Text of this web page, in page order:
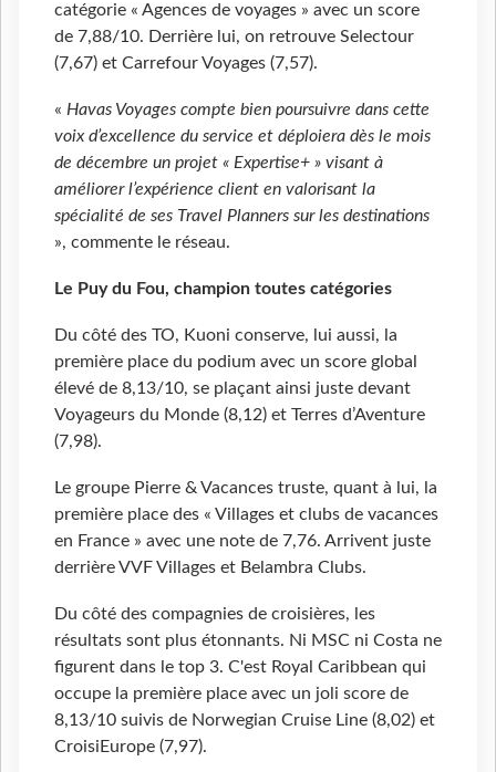
catégorie « Agences de voyages » avec un score
de 7,88/10. Derrière lui, on retrouve Selectour
(7,67) et Carrefour Voyages (7,57).
« Havas Voyages compte bien poursuivre dans cette
voix d’excellence du service et déploiera dès le mois
de décembre un projet « Expertise+ » visant à
améliorer l’expérience client en valorisant la
spécialité de ses Travel Planners sur les destinations
», commente le réseau.
Le Puy du Fou, champion toutes catégories
Du côté des TO, Kuoni conserve, lui aussi, la
première place du podium avec un score global
élevé de 8,13/10, se plaçant ainsi juste devant
Voyageurs du Monde (8,12) et Terres d’Aventure
(7,98).
Le groupe Pierre & Vacances truste, quant à lui, la
première place des « Villages et clubs de vacances
en France » avec une note de 7,76. Arrivent juste
derrière VVF Villages et Belambra Clubs.
Du côté des compagnies de croisières, les
résultats sont plus étonnants. Ni MSC ni Costa ne
figurent dans le top 3. C'est Royal Caribbean qui
occupe la première place avec un joli score de
8,13/10 suivis de Norwegian Cruise Line (8,02) et
CroisiEurope (7,97).